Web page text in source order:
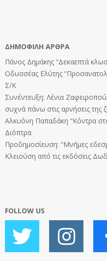
ΔΗΜΟΦΙΛΉ ΆΡΘΡΑ
Πάνος Δημάκης “Δεκαεπτά
Οδυσσέας Ελύτης
Σ/Κ
Συνέντευξη: Λένια
συχνά πάνω στις αρνήσεις της
Αλκυόνη Παπαδάκη “Κόντρα
Διόπτρα
Προδημοσίευση: “Μνήμες
Κλειούση από τις εκδόσεις
FOLLOW US